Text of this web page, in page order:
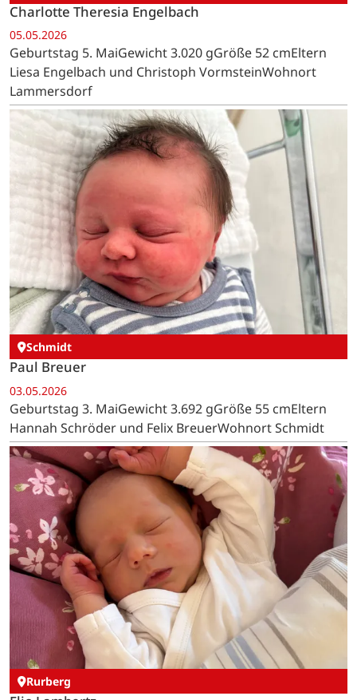
Charlotte Theresia Engelbach
05.05.2026
Geburtstag 5. MaiGewicht 3.020 gGröße 52 cmEltern
Liesa Engelbach und Christoph VormsteinWohnort
Lammersdorf
Schmidt
Paul Breuer
03.05.2026
Geburtstag 3. MaiGewicht 3.692 gGröße 55 cmEltern
Hannah Schröder und Felix BreuerWohnort Schmidt
Rurberg